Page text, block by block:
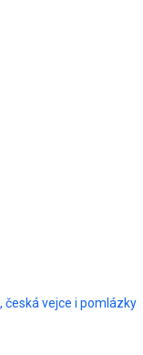
česká vejce i pomlázky